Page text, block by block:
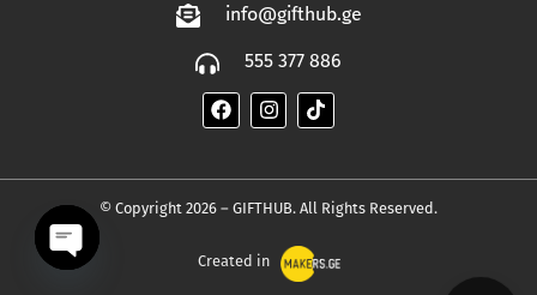
info@gifthub.ge
555 377 886
© Copyright 2026 – GIFTHUB. All Rights Reserved.
Created in